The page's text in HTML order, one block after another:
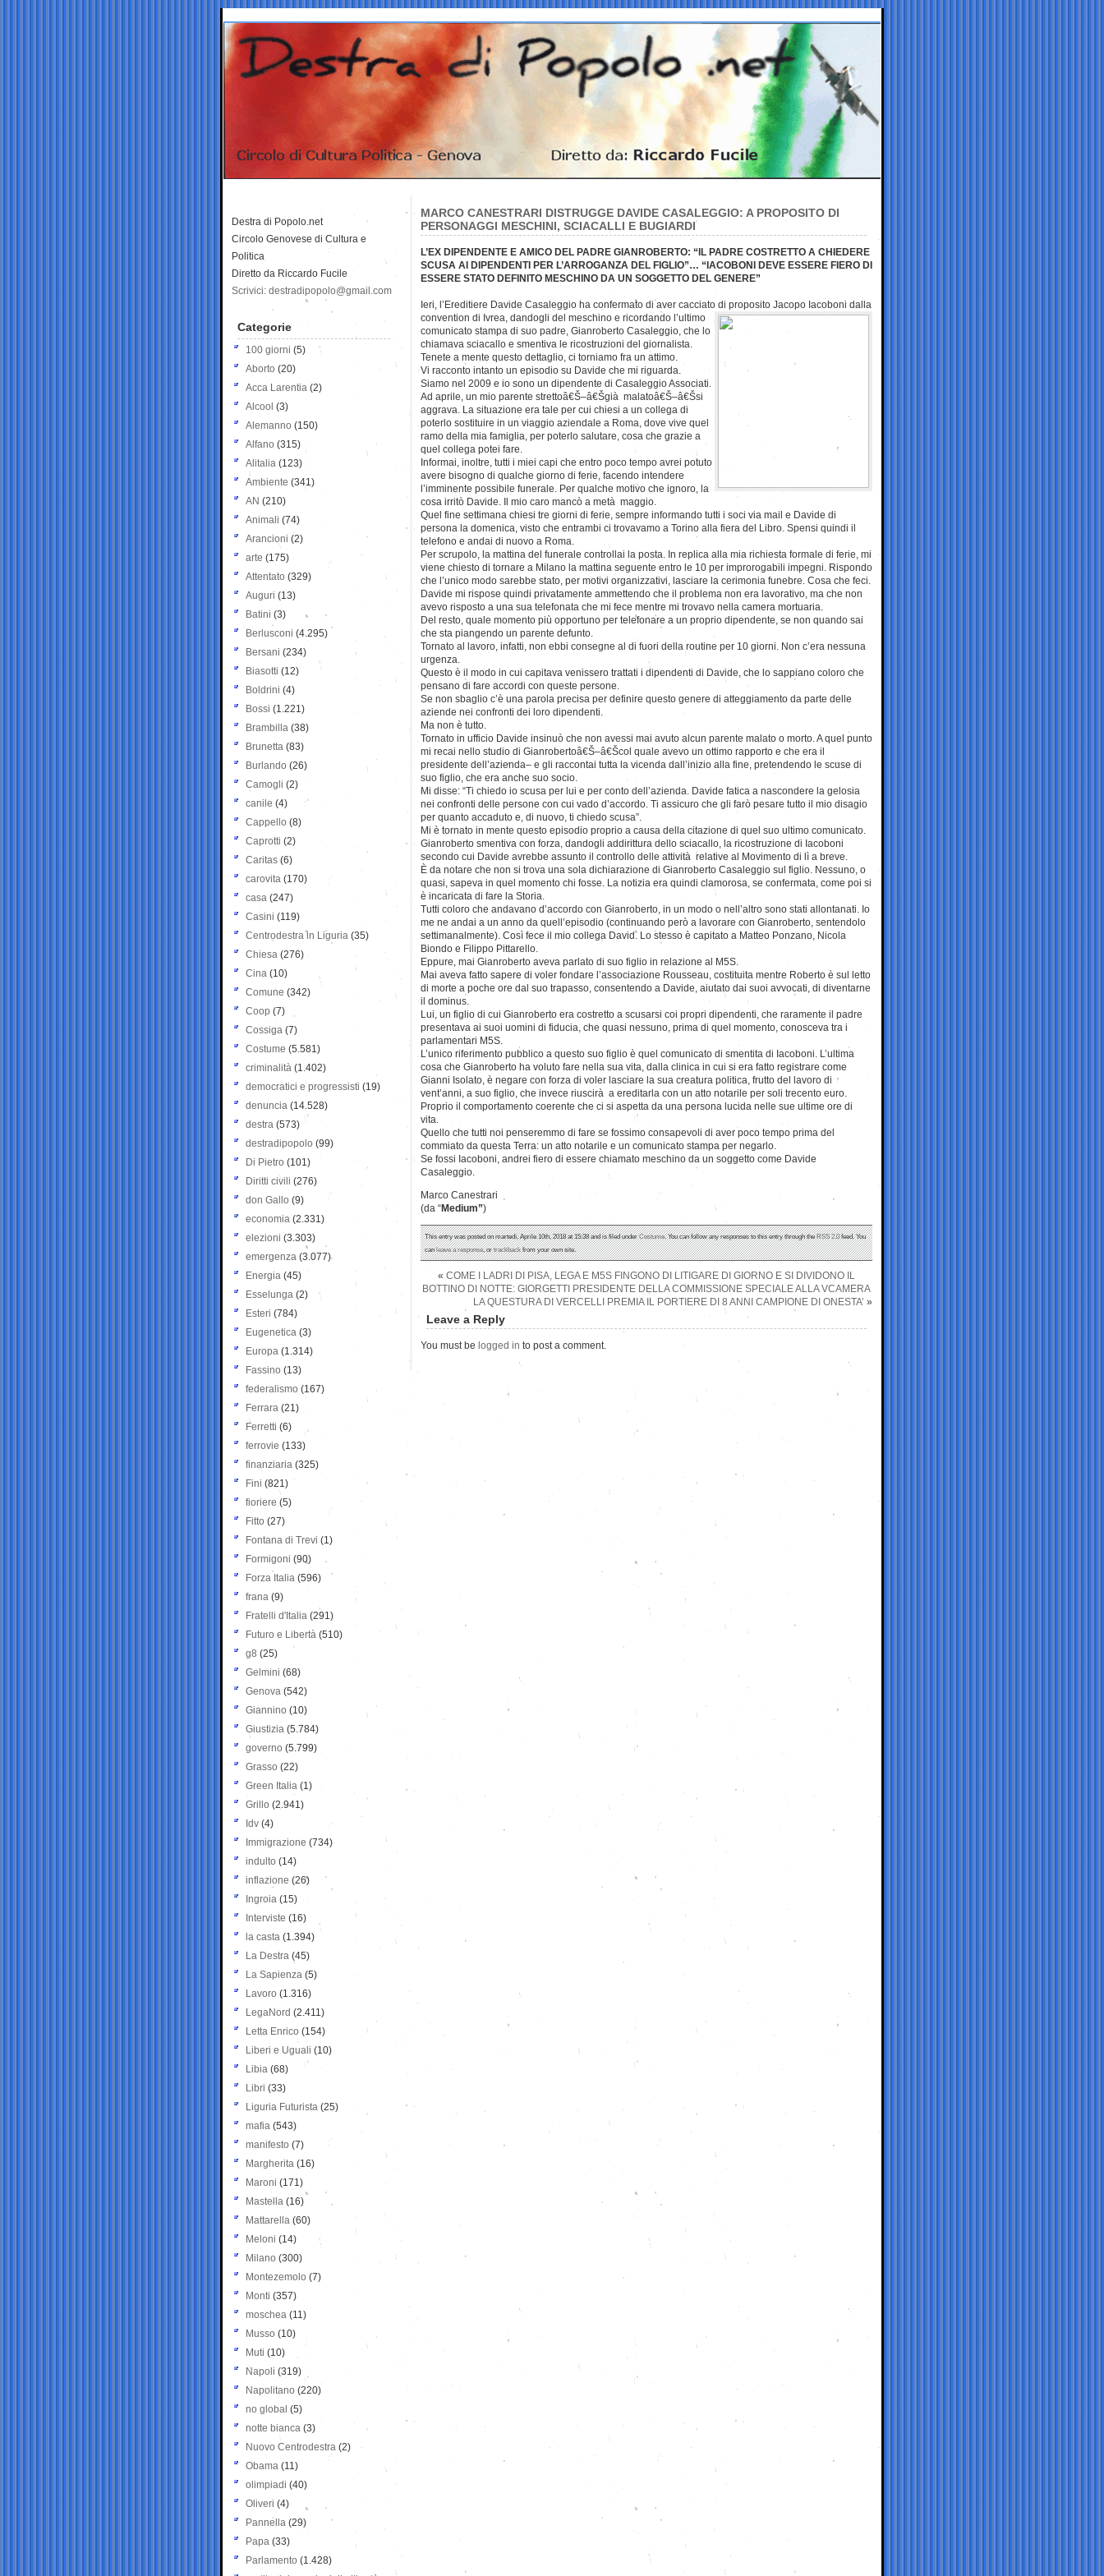
MARCO CANESTRARI DISTRUGGE DAVIDE CASALEGGIO: A PROPOSITO DI
PERSONAGGI MESCHINI, SCIACALLI E BUGIARDI
L’EX DIPENDENTE E AMICO DEL PADRE GIANROBERTO: “IL PADRE COSTRETTO A CHIEDERE
SCUSA AI DIPENDENTI PER L’ARROGANZA DEL FIGLIO”… “IACOBONI DEVE ESSERE FIERO DI
ESSERE STATO DEFINITO MESCHINO DA UN SOGGETTO DEL GENERE”
Ieri, l’Ereditiere Davide Casaleggio ha confermato di aver cacciato di proposito Jacopo Iacoboni dalla
convention di Ivrea, dandogli del meschino e ricordando l’ultimo
comunicato stampa di suo padre, Gianroberto Casaleggio, che lo
chiamava sciacallo e smentiva le ricostruzioni del giornalista.
Tenete a mente questo dettaglio, ci torniamo fra un attimo.
Vi racconto intanto un episodio su Davide che mi riguarda.
Siamo nel 2009 e io sono un dipendente di Casaleggio Associati.
Ad aprile, un mio parente strettoâ€Š–â€Šgià malatoâ€Š–â€Šsi
aggrava. La situazione era tale per cui chiesi a un collega di
poterlo sostituire in un viaggio aziendale a Roma, dove vive quel
ramo della mia famiglia, per poterlo salutare, cosa che grazie a
quel collega potei fare.
Informai, inoltre, tutti i miei capi che entro poco tempo avrei potuto
avere bisogno di qualche giorno di ferie, facendo intendere
l’imminente possibile funerale. Per qualche motivo che ignoro, la
cosa irritò Davide. Il mio caro mancò a metà maggio.
Quel fine settimana chiesi tre giorni di ferie, sempre informando tutti i soci via mail e Davide di
persona la domenica, visto che entrambi ci trovavamo a Torino alla fiera del Libro. Spensi quindi il
telefono e andai di nuovo a Roma.
Per scrupolo, la mattina del funerale controllai la posta. In replica alla mia richiesta formale di ferie, mi
viene chiesto di tornare a Milano la mattina seguente entro le 10 per improrogabili impegni. Rispondo
che l’unico modo sarebbe stato, per motivi organizzativi, lasciare la cerimonia funebre. Cosa che feci.
Davide mi rispose quindi privatamente ammettendo che il problema non era lavorativo, ma che non
avevo risposto a una sua telefonata che mi fece mentre mi trovavo nella camera mortuaria.
Del resto, quale momento più opportuno per telefonare a un proprio dipendente, se non quando sai
che sta piangendo un parente defunto.
Tornato al lavoro, infatti, non ebbi consegne al di fuori della routine per 10 giorni. Non c’era nessuna
urgenza.
Questo è il modo in cui capitava venissero trattati i dipendenti di Davide, che lo sappiano coloro che
pensano di fare accordi con queste persone.
Se non sbaglio c’è una parola precisa per definire questo genere di atteggiamento da parte delle
aziende nei confronti dei loro dipendenti.
Ma non è tutto.
Tornato in ufficio Davide insinuò che non avessi mai avuto alcun parente malato o morto. A quel punto
mi recai nello studio di Gianrobertoâ€Š–â€Šcol quale avevo un ottimo rapporto e che era il
presidente dell’azienda– e gli raccontai tutta la vicenda dall’inizio alla fine, pretendendo le scuse di
suo figlio, che era anche suo socio.
Mi disse: “Ti chiedo io scusa per lui e per conto dell’azienda. Davide fatica a nascondere la gelosia
nei confronti delle persone con cui vado d’accordo. Ti assicuro che gli farò pesare tutto il mio disagio
per quanto accaduto e, di nuovo, ti chiedo scusa”.
Mi è tornato in mente questo episodio proprio a causa della citazione di quel suo ultimo comunicato.
Gianroberto smentiva con forza, dandogli addirittura dello sciacallo, la ricostruzione di Iacoboni
secondo cui Davide avrebbe assunto il controllo delle attività relative al Movimento di lì a breve.
È da notare che non si trova una sola dichiarazione di Gianroberto Casaleggio sul figlio. Nessuno, o
quasi, sapeva in quel momento chi fosse. La notizia era quindi clamorosa, se confermata, come poi si
è incaricata di fare la Storia.
Tutti coloro che andavano d’accordo con Gianroberto, in un modo o nell’altro sono stati allontanati. Io
me ne andai a un anno da quell’episodio (continuando però a lavorare con Gianroberto, sentendolo
settimanalmente). Così fece il mio collega David. Lo stesso è capitato a Matteo Ponzano, Nicola
Biondo e Filippo Pittarello.
Eppure, mai Gianroberto aveva parlato di suo figlio in relazione al M5S.
Mai aveva fatto sapere di voler fondare l’associazione Rousseau, costituita mentre Roberto è sul letto
di morte a poche ore dal suo trapasso, consentendo a Davide, aiutato dai suoi avvocati, di diventarne
il dominus.
Lui, un figlio di cui Gianroberto era costretto a scusarsi coi propri dipendenti, che raramente il padre
presentava ai suoi uomini di fiducia, che quasi nessuno, prima di quel momento, conosceva tra i
parlamentari M5S.
L’unico riferimento pubblico a questo suo figlio è quel comunicato di smentita di Iacoboni. L’ultima
cosa che Gianroberto ha voluto fare nella sua vita, dalla clinica in cui si era fatto registrare come
Gianni Isolato, è negare con forza di voler lasciare la sua creatura politica, frutto del lavoro di
vent’anni, a suo figlio, che invece riuscirà a ereditarla con un atto notarile per soli trecento euro.
Proprio il comportamento coerente che ci si aspetta da una persona lucida nelle sue ultime ore di
vita.
Quello che tutti noi penseremmo di fare se fossimo consapevoli di aver poco tempo prima del
commiato da questa Terra: un atto notarile e un comunicato stampa per negarlo.
Se fossi Iacoboni, andrei fiero di essere chiamato meschino da un soggetto come Davide
Casaleggio.
Marco Canestrari
(da “Medium”)
This entry was posted on martedì, Aprile 10th, 2018 at 15:38 and is filed underCostume. You can follow any responses to this entry through theRSS 2.0feed. You
canleave a response, ortrackbackfrom your own site.
« COME I LADRI DI PISA, LEGA E M5S FINGONO DI LITIGARE DI GIORNO E SI DIVIDONO IL
BOTTINO DI NOTTE: GIORGETTI PRESIDENTE DELLA COMMISSIONE SPECIALE ALLA VCAMERA
LA QUESTURA DI VERCELLI PREMIA IL PORTIERE DI 8 ANNI CAMPIONE DI ONESTA’ »
Leave a Reply
You must be logged in to post a comment.
Destra di Popolo.net
Circolo Genovese di Cultura e
Politica
Diretto da Riccardo Fucile
Scrivici: destradipopolo@gmail.com
Categorie
100 giorni (5)
Aborto (20)
Acca Larentia (2)
Alcool (3)
Alemanno (150)
Alfano (315)
Alitalia (123)
Ambiente (341)
AN (210)
Animali (74)
Arancioni (2)
arte (175)
Attentato (329)
Auguri (13)
Batini (3)
Berlusconi (4.295)
Bersani (234)
Biasotti (12)
Boldrini (4)
Bossi (1.221)
Brambilla (38)
Brunetta (83)
Burlando (26)
Camogli (2)
canile (4)
Cappello (8)
Caprotti (2)
Caritas (6)
carovita (170)
casa (247)
Casini (119)
Centrodestra in Liguria (35)
Chiesa (276)
Cina (10)
Comune (342)
Coop (7)
Cossiga (7)
Costume (5.581)
criminalità (1.402)
democratici e progressisti (19)
denuncia (14.528)
destra (573)
destradipopolo (99)
Di Pietro (101)
Diritti civili (276)
don Gallo (9)
economia (2.331)
elezioni (3.303)
emergenza (3.077)
Energia (45)
Esselunga (2)
Esteri (784)
Eugenetica (3)
Europa (1.314)
Fassino (13)
federalismo (167)
Ferrara (21)
Ferretti (6)
ferrovie (133)
finanziaria (325)
Fini (821)
fioriere (5)
Fitto (27)
Fontana di Trevi (1)
Formigoni (90)
Forza Italia (596)
frana (9)
Fratelli d'Italia (291)
Futuro e Libertà (510)
g8 (25)
Gelmini (68)
Genova (542)
Giannino (10)
Giustizia (5.784)
governo (5.799)
Grasso (22)
Green Italia (1)
Grillo (2.941)
Idv (4)
Immigrazione (734)
indulto (14)
inflazione (26)
Ingroia (15)
Interviste (16)
la casta (1.394)
La Destra (45)
La Sapienza (5)
Lavoro (1.316)
LegaNord (2.411)
Letta Enrico (154)
Liberi e Uguali (10)
Libia (68)
Libri (33)
Liguria Futurista (25)
mafia (543)
manifesto (7)
Margherita (16)
Maroni (171)
Mastella (16)
Mattarella (60)
Meloni (14)
Milano (300)
Montezemolo (7)
Monti (357)
moschea (11)
Musso (10)
Muti (10)
Napoli (319)
Napolitano (220)
no global (5)
notte bianca (3)
Nuovo Centrodestra (2)
Obama (11)
olimpiadi (40)
Oliveri (4)
Pannella (29)
Papa (33)
Parlamento (1.428)